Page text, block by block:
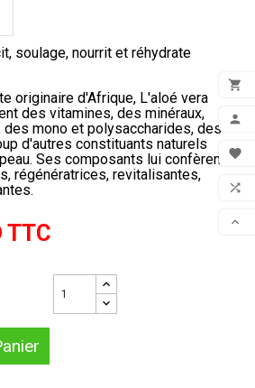





soulage, nourrit et réhydrate
originaire d'Afrique, L'aloé vera
des vitamines, des minéraux,
mono et polysaccharides, des
d'autres constituants naturels
Ses composants lui confèrent
régénératrices, revitalisantes,
TTC